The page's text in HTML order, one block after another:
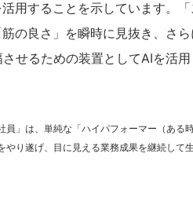
用することを示しています。
の良さ」を瞬時に見抜き、さ
せるための装置としてAIを活
」は、単純な「ハイパフォーマー（あ
やり遂げ、目に見える業務成果を継続し